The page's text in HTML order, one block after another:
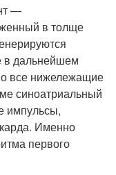
—
в толще
в дальнейшем
все нижележащие
синоатриальный
импульсы,
Именно
первого